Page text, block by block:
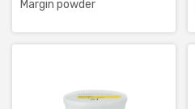
Margin powder